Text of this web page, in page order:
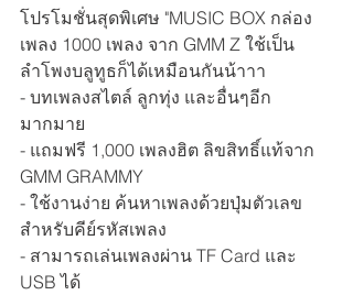
โปรโมชั่นสุดพิเศษ "MUSIC BOX กล่อง
เพลง 1000 เพลง จาก GMM Z ใช้เป็น
ลำโพงบลูทูธก็ได้เหมือนกันน้าาา
- บทเพลงสไตล์ ลูกทุ่ง และอื่นๆอีก
มากมาย
- แถมฟรี 1,000 เพลงฮิต ลิขสิทธิ์แท้จาก
GMM GRAMMY
- ใช้งานง่าย ค้นหาเพลงด้วยปุ่มตัวเลข
สำหรับคีย์รหัสเพลง
- สามารถเล่นเพลงผ่าน TF Card และ
USB ได้